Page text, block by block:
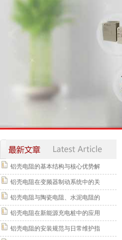
铝壳电阻的基本结构与核心优势解
铝壳电阻在变频器制动系统中的关
铝壳电阻与陶瓷电阻、水泥电阻的
铝壳电阻在新能源充电桩中的应用
铝壳电阻的安装规范与日常维护指